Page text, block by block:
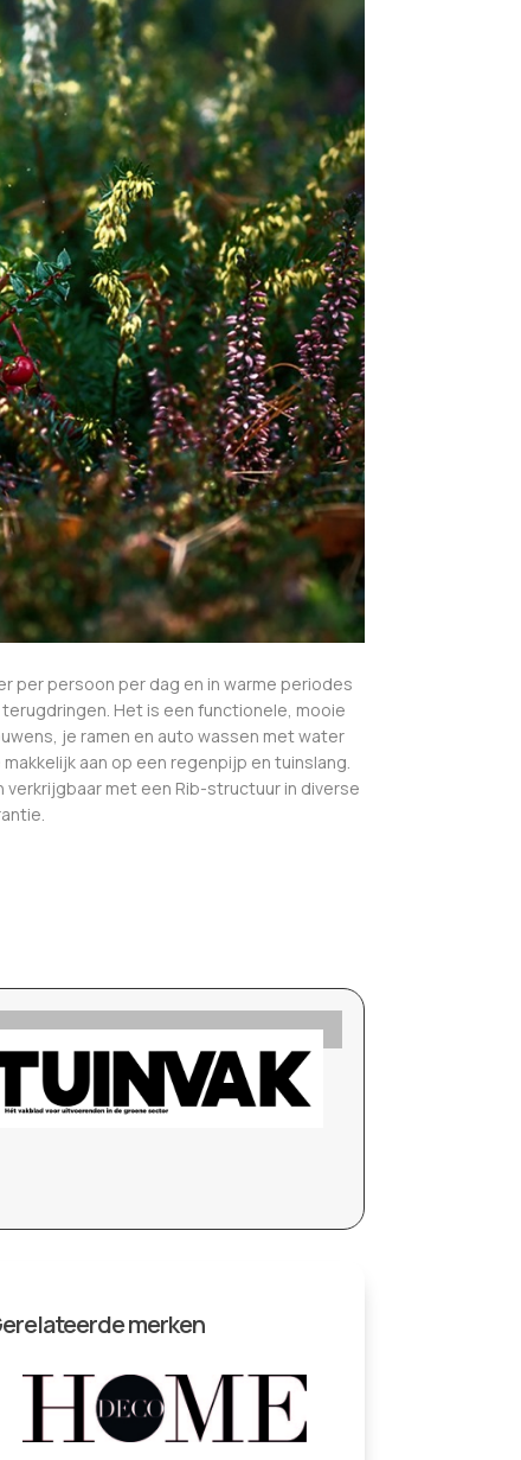
per persoon per dag en in warme periodes
Het is een functionele, mooie
je ramen en auto wassen met water
aan op een regenpijp en tuinslang.
met een Rib-structuur in diverse
merken